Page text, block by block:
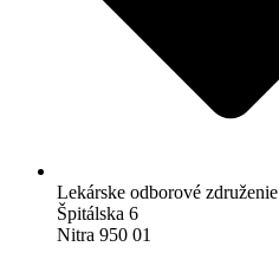
Lekárske odborové združenie
Špitálska 6
Nitra 950 01